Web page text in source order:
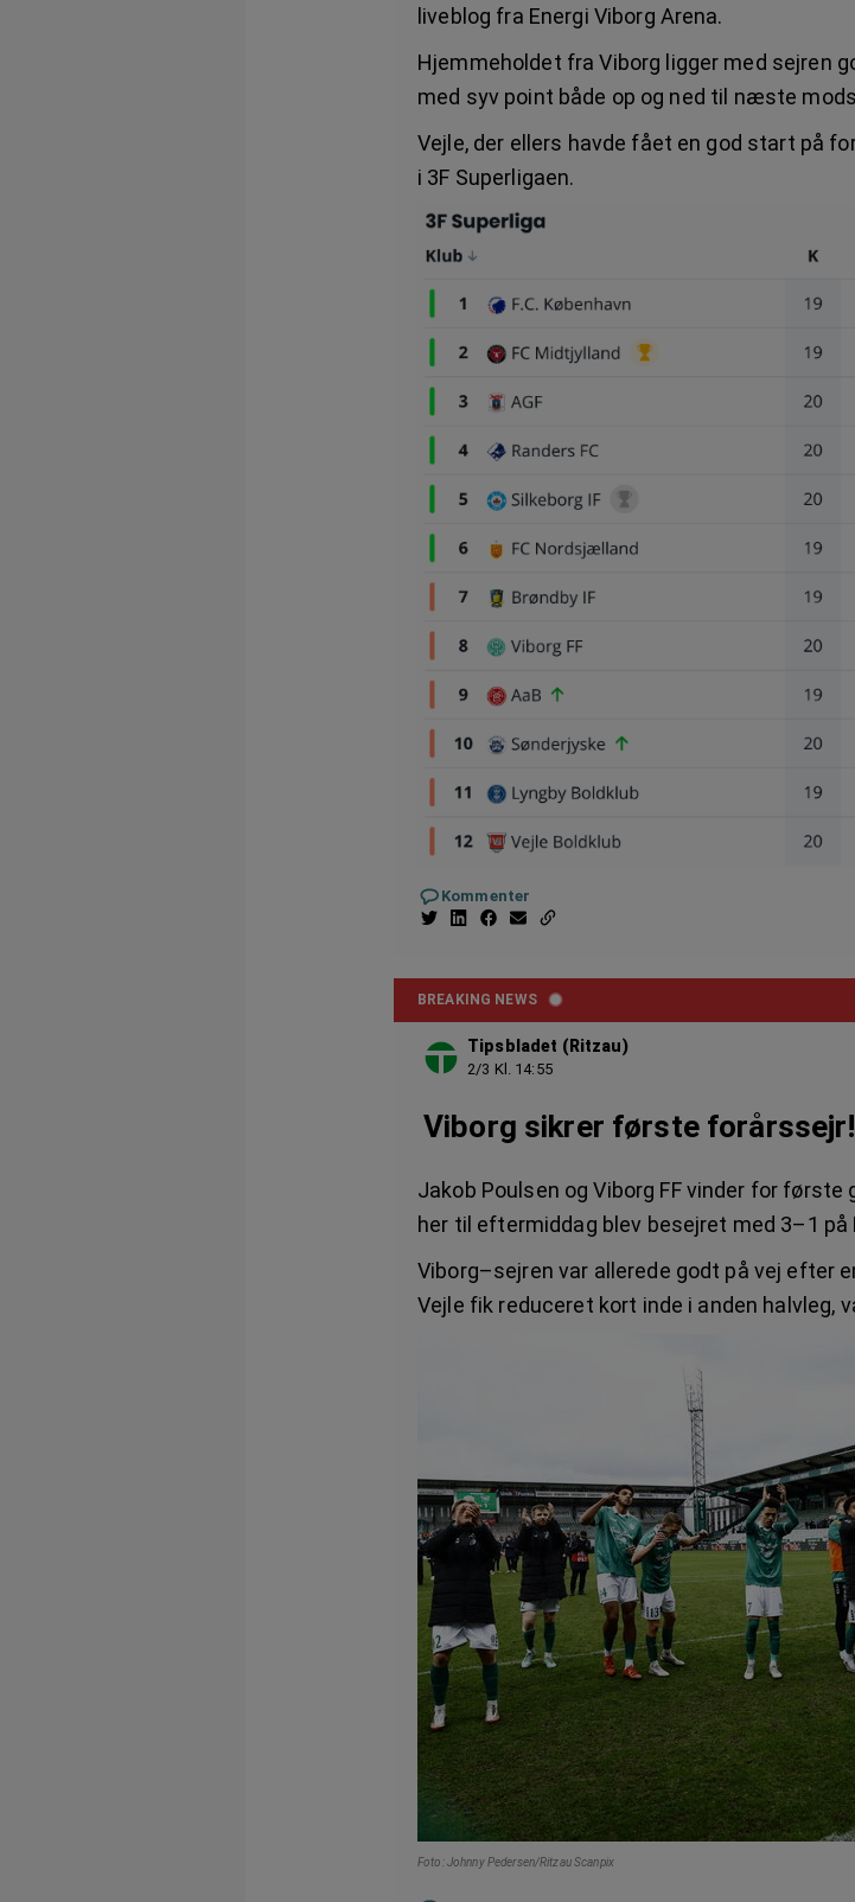
liveblog fra Energi Viborg Arena.
Hjemmeholdet fra Viborg ligger med sejren
med syv point både op og ned til næste
Vejle, der ellers havde fået en god start på
i 3F Superligaen.
Kommenter
BREAKING NEWS
2/3 Kl. 14:55
Tipsbladet (Ritzau)
Viborg sikrer første forårssejr!
Jakob Poulsen og Viborg FF vinder for første
her til eftermiddag blev besejret med 3–1 på
Viborg–sejren var allerede godt på vej efter
Vejle fik reduceret kort inde i anden halvleg,
Foto: Johnny Pedersen/Ritzau Scanpix